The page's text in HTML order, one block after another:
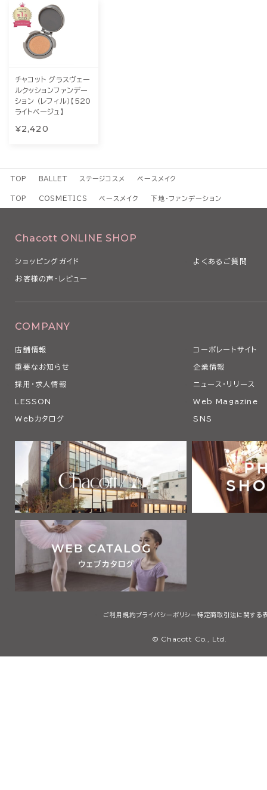
チャコット グラスヴェー
ルクッションファンデー
ション （レフィル）【520
ライトベージュ】
¥2,420
TOP BALLET ステージコスメ ベースメイク
TOP COSMETICS ベースメイク 下地・ファンデーション
Chacott ONLINE SHOP
ショッピングガイド よくあるご質問
お客様の声・レビュー
COMPANY
店舗情報 コーポレートサイト
重要なお知らせ 企業情報
採用・求人情報 ニュース・リリース
LESSON Web Magazine
Webカタログ SNS
ご利用規約プライバシーポリシー 特定商取引法に関する
© Chacott Co., Ltd.